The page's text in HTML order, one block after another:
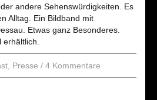
andere Sehenswürdigkeiten. Es
Alltag. Ein Bildband mit
Etwas ganz Besonderes.
Presse / 4 Kommentare